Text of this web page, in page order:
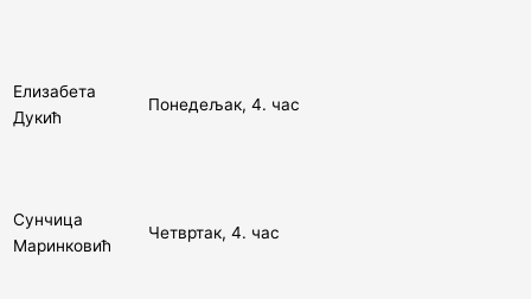
Елизабета
Дукић
Понедељак, 4. час
Сунчица
Маринковић
Четвртак, 4. час